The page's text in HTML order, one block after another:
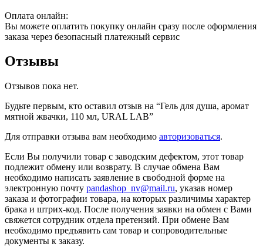
Оплата онлайн:
Вы можете оплатить покупку онлайн сразу после оформления
заказа через безопасный платежный сервис
Отзывы
Отзывов пока нет.
Будьте первым, кто оставил отзыв на “Гель для душа, аромат
мятной жвачки, 110 мл, URAL LAB”
Для отправки отзыва вам необходимо авторизоваться.
Если Вы получили товар с заводским дефектом, этот товар
подлежит обмену или возврату. В случае обмена Вам
необходимо написать заявление в свободной форме на
электронную почту pandashop_nv@mail.ru, указав номер
заказа и фотографии товара, на которых различимы характер
брака и штрих-код. После получения заявки на обмен с Вами
свяжется сотрудник отдела претензий. При обмене Вам
необходимо предъявить сам товар и сопроводительные
документы к заказу.